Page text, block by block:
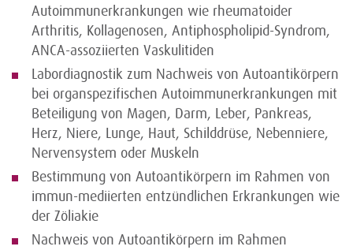
Autoimmunerkrankungen wie rheumatoider
Arthritis, Kollagenosen, Antiphospholipid-Syndrom,
ANCA-assoziierten Vaskulitiden
Labordiagnostik zum Nachweis von Autoantikörpern
bei organspezifischen Autoimmunerkrankungen mit
Beteiligung von Magen, Darm, Leber, Pankreas,
Herz, Niere, Lunge, Haut, Schilddrüse, Nebenniere,
Nervensystem oder Muskeln
Bestimmung von Autoantikörpern im Rahmen von
immun-mediierten entzündlichen Erkrankungen wie
der Zöliakie
Nachweis von Autoantikörpern im Rahmen